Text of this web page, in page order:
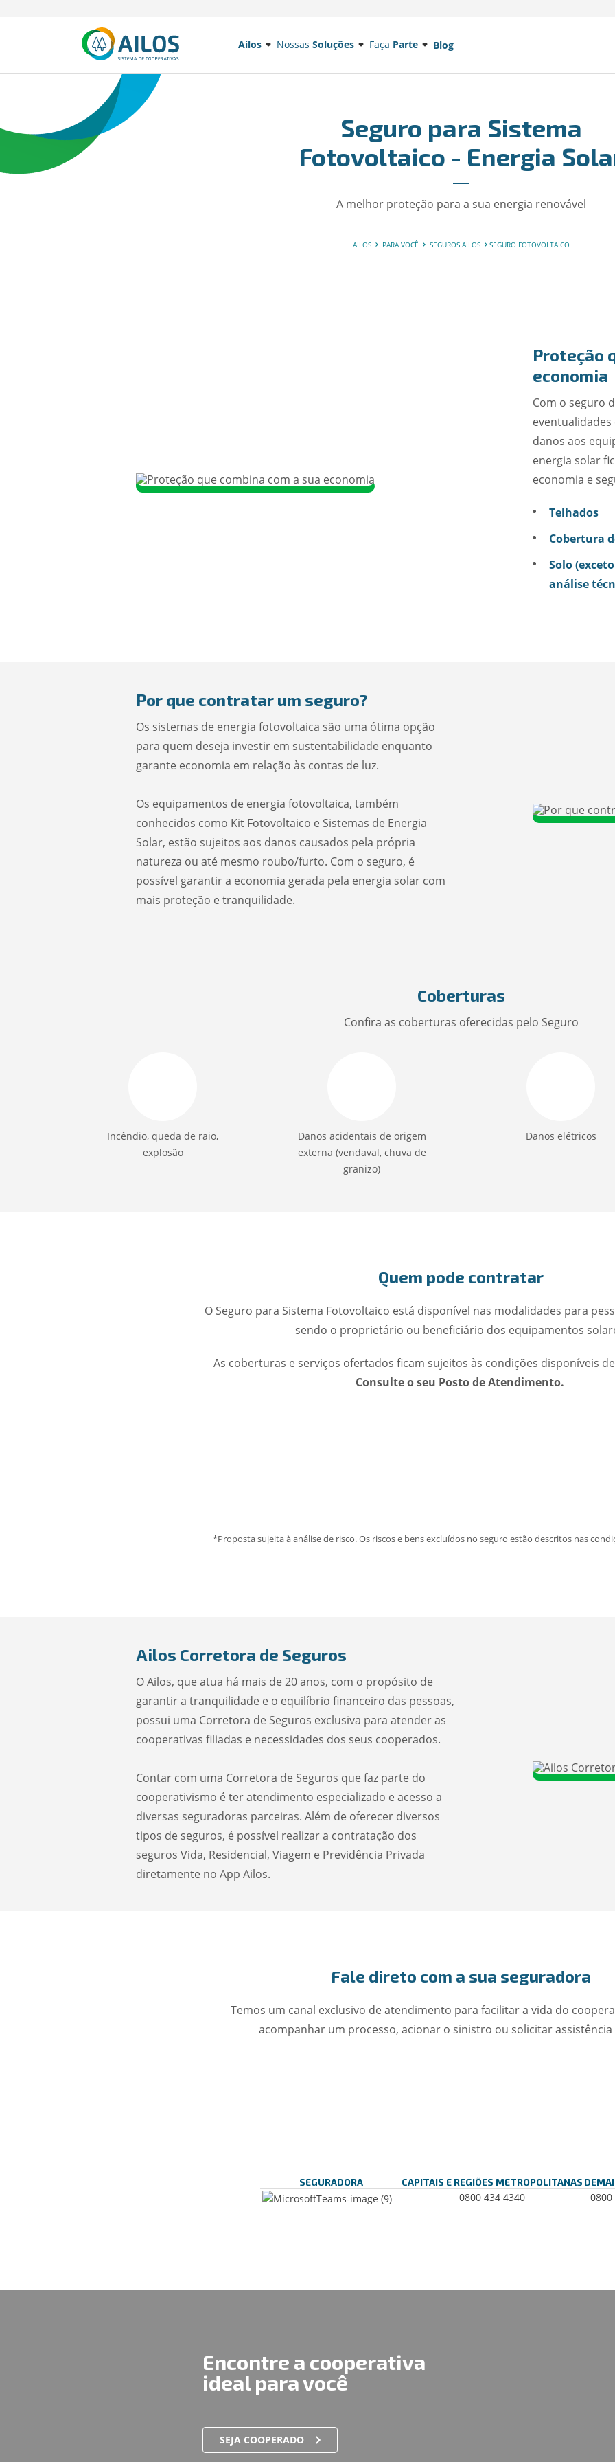
Ailos Nossas Soluções Faça Parte Blog
Seguro para Sistema
Fotovoltaico - Energia
A melhor proteção para a sua energia renovável
AILOS PARA VOCÊ SEGUROS AILOS SEGURO FOTOVOLTAICO
Proteção
economia
Com o seguro
danos aos
energia solar
economia e
Telhados
Cobertura
Solo
análise
Por que contratar um seguro?
Os sistemas de energia fotovoltaica são uma ótima opção
para quem deseja investir em sustentabilidade enquanto
garante economia em relação às contas de luz.
Os equipamentos de energia fotovoltaica, também
conhecidos como Kit Fotovoltaico e Sistemas de Energia
Solar, estão sujeitos aos danos causados pela própria
natureza ou até mesmo roubo/furto. Com o seguro, é
possível garantir a economia gerada pela energia solar com
mais proteção e tranquilidade.
Coberturas
Confira as coberturas oferecidas pelo Seguro
Incêndio, queda de raio,
explosão
Danos acidentais de origem
externa (vendaval, chuva de
granizo)
Danos elétricos
Quem pode contratar
O Seguro para Sistema Fotovoltaico está disponível nas modalidades para
sendo o proprietário ou beneficiário dos equipamentos
As coberturas e serviços ofertados ficam sujeitos às condições disponíveis
Consulte o seu Posto de Atendimento.
*Proposta sujeita à análise de risco. Os riscos e bens excluídos no seguro estão descritos nas
Ailos Corretora de Seguros
O Ailos, que atua há mais de 20 anos, com o propósito de
garantir a tranquilidade e o equilíbrio financeiro das pessoas,
possui uma Corretora de Seguros exclusiva para atender as
cooperativas filiadas e necessidades dos seus cooperados.
Contar com uma Corretora de Seguros que faz parte do
cooperativismo é ter atendimento especializado e acesso a
diversas seguradoras parceiras. Além de oferecer diversos
tipos de seguros, é possível realizar a contratação dos
seguros Vida, Residencial, Viagem e Previdência Privada
diretamente no App Ailos.
Fale direto com a sua seguradora
Temos um canal exclusivo de atendimento para facilitar a vida do
acompanhar um processo, acionar o sinistro ou solicitar assistência
SEGURADORA CAPITAIS E REGIÕES METROPOLITANAS
0800 434 4340 0800
Encontre a cooperativa
ideal para você
SEJA COOPERADO